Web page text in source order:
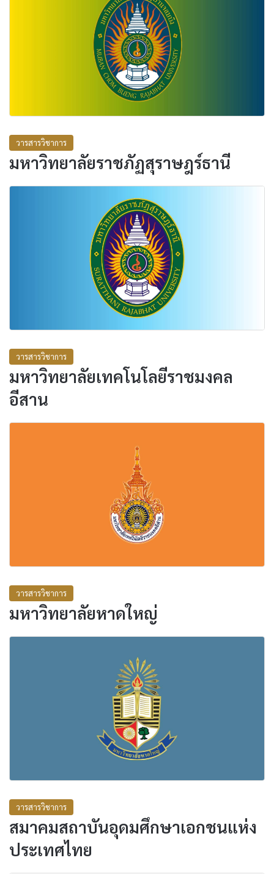
วารสารวิชาการ
มหาวิทยาลัยราชภัฏสุราษฎร์ธานี
วารสารวิชาการ
มหาวิทยาลัยเทคโนโลยีราชมงคล
อีสาน
วารสารวิชาการ
มหาวิทยาลัยหาดใหญ่
วารสารวิชาการ
สมาคมสถาบันอุดมศึกษาเอกชนแห่ง
ประเทศไทย